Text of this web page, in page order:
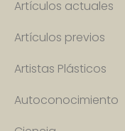
Artículos actuales
Artículos previos
Artistas Plásticos
Autoconocimiento